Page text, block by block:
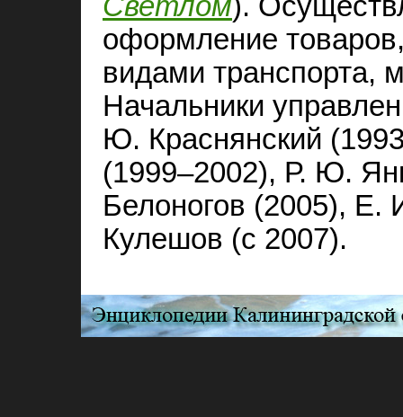
оформление
видами транспорта,
Начальники
Ю. Краснянский
(1999–2002), Р. Ю.
Белоногов (2005), Е.
Кулешов (с 2007).